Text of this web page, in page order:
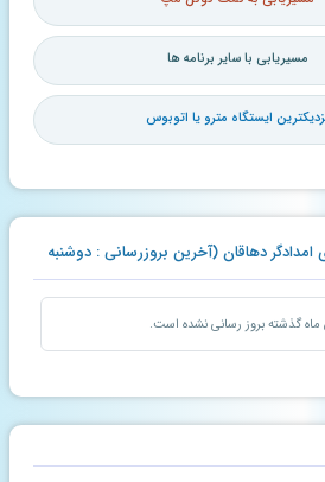
مسیریابی با سایر برنامه ها
ایستگاه مترو یا اتوبوس
دهاقان (آخرین بروزرسانی : دوشنبه
گذشته بروز رسانی نشده است.